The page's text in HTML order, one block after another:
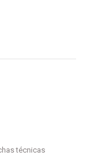
técnicas